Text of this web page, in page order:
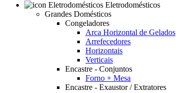
Eletrodomésticos
Grandes Domésticos
Congeladores
Arca Horizontal de Gelados
Arrefecedores
Horizontais
Verticais
Encastre - Conjuntos
Forno + Mesa
Encastre - Exaustor / Extratores